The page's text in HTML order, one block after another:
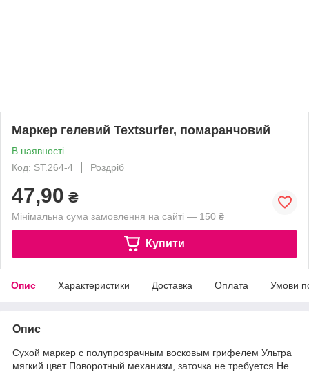
Маркер гелевий Textsurfer, помаранчовий
В наявності
Код: ST.264-4
Роздріб
47,90 ₴
Мінімальна сума замовлення на сайті — 150 ₴
Купити
Опис Характеристики Доставка Оплата Умови
Опис
Сухой маркер с полупрозрачным восковым грифелем Ультра
мягкий цвет Поворотный механизм, заточка не требуется Не